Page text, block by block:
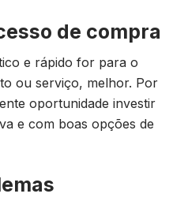
de compra
e rápido for para o
ou serviço, melhor. Por
oportunidade investir
e com boas opções de